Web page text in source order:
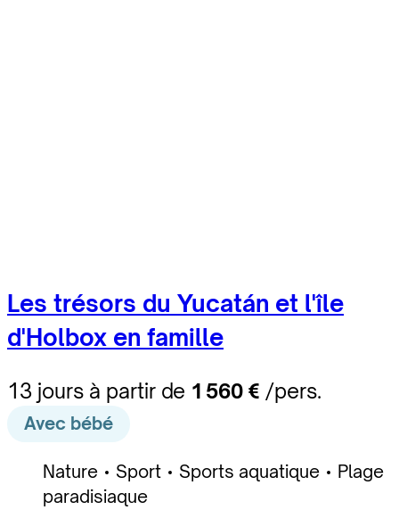
Les trésors du Yucatán et l'île
d'Holbox en famille
13 jours à partir de 1 560 € /pers.
Avec bébé
Nature Sport Sports aquatique
Plage
paradisiaque